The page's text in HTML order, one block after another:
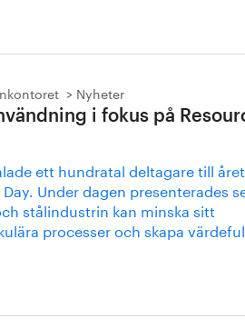
Nyheter
i fokus på
ett hundratal deltagare till
Under dagen presenterades
stålindustrin kan minska sitt
processer och skapa